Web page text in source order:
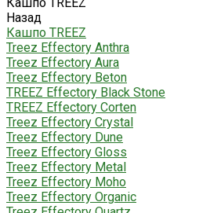
Назад
Кашпо TREEZ
Treez Effectory Anthra
Treez Effectory Aura
Treez Effectory Beton
TREEZ Effectory Black Stone
TREEZ Effectory Corten
Treez Effectory Crystal
Treez Effectory Dune
Treez Effectory Gloss
Treez Effectory Metal
Treez Effectory Moho
Treez Effectory Organic